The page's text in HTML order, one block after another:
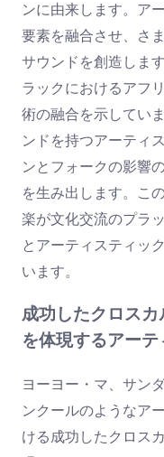
ンに由来します。ア
要素を融合させ、さ
サウンドを創造しま
ラックにおけるアフ
術の融合を示してい
ンドを持つアーティ
ンとフォークの影響
を生み出します。こ
楽が文化交流のプラ
とアーティスティッ
います。
成功したクロス
を体現するアーテ
ヨーヨー・マ、サン
ンクールのようなア
ける成功したクロス